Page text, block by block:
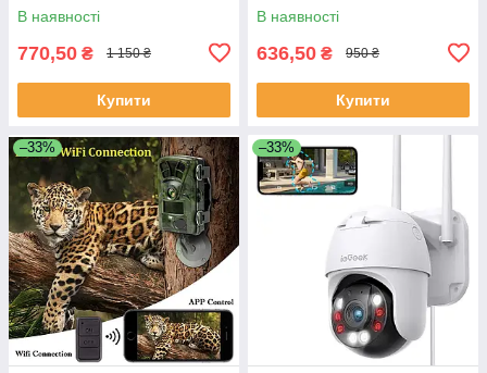
В наявності
770,50 ₴ 1 150 ₴
Купити
В наявності
636,50 ₴ 950 ₴
Купити
–33% –33%